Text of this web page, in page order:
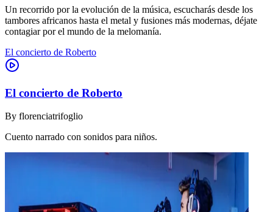
Un recorrido por la evolución de la música, escucharás desde los
tambores africanos hasta el metal y fusiones más modernas, déjate
contagiar por el mundo de la melomanía.
El concierto de Roberto
El concierto de Roberto
By florenciatrifoglio
Cuento narrado con sonidos para niños.